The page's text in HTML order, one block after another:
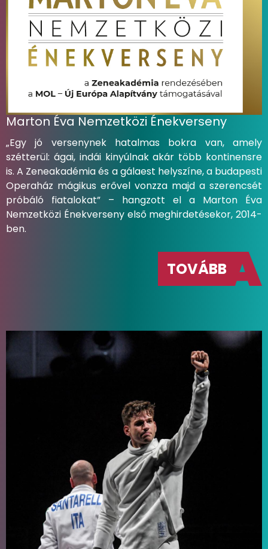
Marton Éva Nemzetközi Énekverseny
„Egy jó versenynek hatalmas bokra van, amely
szétterül: ágai, indái kinyúlnak akár több kontinensre
is. A Zeneakadémia és a gálaest helyszíne, a budapesti
Operaház mágikus erővel vonzza majd a szerencsét
próbáló fiatalokat” – hangzott el a Marton Éva
Nemzetközi Énekverseny első meghirdetésekor, 2014-
ben.
TOVÁBB